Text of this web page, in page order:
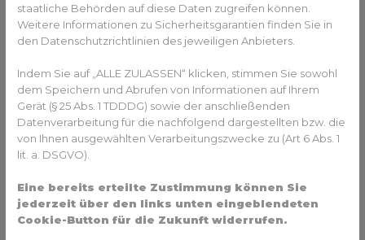
Dinge zu beachten.
Eine ausgewogene Ernährung
Eine ausgewogene Ernährung ist nicht nur entscheidend
für die Gesundheit der Knochen, sondern auch für das
Gesamtbefinden. Es ist vor allem wichtig, ausreichend
Kalzium und Vitamin D aufzunehmen, da diese Nährstoffe
eine Schlüsselrolle beim Aufbau und bei der Erhaltung der
Knochendichte spielen. Kalziumreiche Lebensmittel sind
Mandeln, Brokkoli, Sesam und Feigen. Vitamin D bildet der
Körper durch Sonnenlicht zum größten Teil selbst, Vitamin-
staatliche Behörden auf diese Daten zugreifen können.
Weitere Informationen zu Sicherheitsgarantien finden Sie in
den Datenschutzrichtlinien des jeweiligen Anbieters.
Indem Sie auf „ALLE ZULASSEN“ klicken, stimmen Sie sowohl
dem Speichern und Abrufen von Informationen auf Ihrem
Gerät (§ 25 Abs. 1 TDDDG) sowie der anschließenden
Datenverarbeitung für die nachfolgend dargestellten bzw. die
von Ihnen ausgewählten Verarbeitungszwecke zu (Art 6 Abs. 1
lit. a. DSGVO).
Eine bereits erteilte Zustimmung können Sie
jederzeit über den links unten eingeblendeten
Cookie-Button für die Zukunft widerrufen.